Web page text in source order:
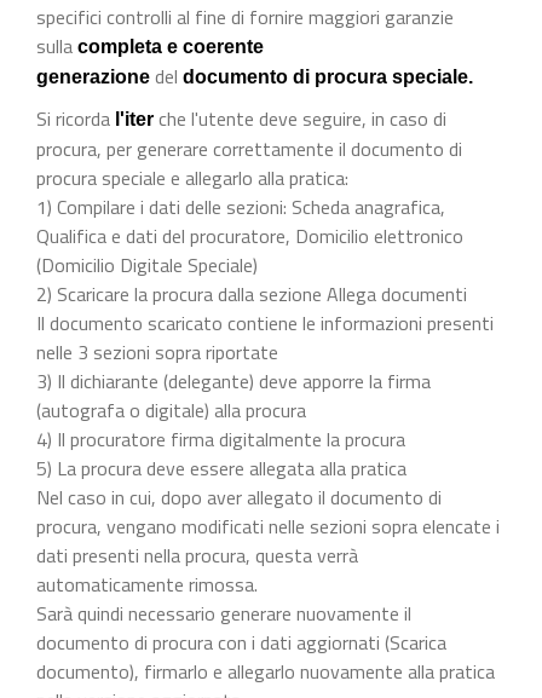
specifici controlli al fine di fornire maggiori garanzie
sulla completa e coerente
generazione del documento di procura speciale.
Si ricorda l'iter che l'utente deve seguire, in caso di
procura, per generare correttamente il documento di
procura speciale e allegarlo alla pratica:
1) Compilare i dati delle sezioni: Scheda anagrafica,
Qualifica e dati del procuratore, Domicilio elettronico
(Domicilio Digitale Speciale)
2) Scaricare la procura dalla sezione Allega documenti
Il documento scaricato contiene le informazioni presenti
nelle 3 sezioni sopra riportate
3) Il dichiarante (delegante) deve apporre la firma
(autografa o digitale) alla procura
4) Il procuratore firma digitalmente la procura
5) La procura deve essere allegata alla pratica
Nel caso in cui, dopo aver allegato il documento di
procura, vengano modificati nelle sezioni sopra elencate i
dati presenti nella procura, questa verrà
automaticamente rimossa.
Sarà quindi necessario generare nuovamente il
documento di procura con i dati aggiornati (Scarica
documento), firmarlo e allegarlo nuovamente alla pratica